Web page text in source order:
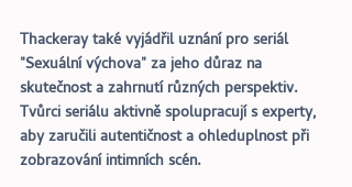
Thackeray také vyjádřil uznání pro seriál
"Sexuální výchova" za jeho důraz na
skutečnost a zahrnutí různých perspektiv.
Tvůrci seriálu aktivně spolupracují s experty,
aby zaručili autentičnost a ohleduplnost při
zobrazování intimních scén.